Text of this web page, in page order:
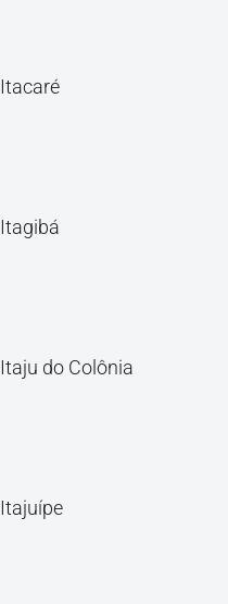
Itacaré
Itagibá
Itaju do Colônia
Itajuípe